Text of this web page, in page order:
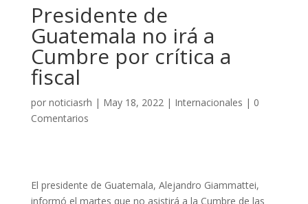
Presidente de
Guatemala no irá a
Cumbre por crítica a
fiscal
por noticiasrh | May 18, 2022| Internacionales | 0
Comentarios
El presidente de Guatemala, Alejandro Giammattei,
informó el martes que no asistirá a la Cumbre de las